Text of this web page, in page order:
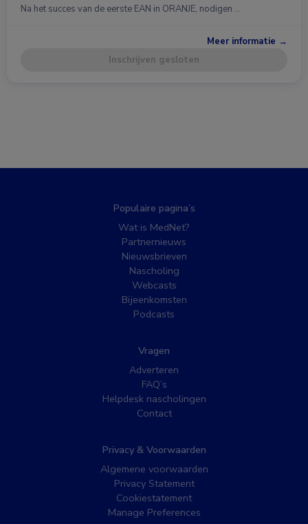
Na het succes van de eerste EAN in ORANJE, nodigen …
Meer informatie →
Inschrijven gesloten
Populaire pagina’s
Wat is MedNet?
Partnernieuws
Nieuwsbrieven
Nascholing
Webcasts
Bijeenkomsten
Podcasts
Vragen
Adverteren
FAQ’s
Helpdesk nascholingen
Contact
Privacy & Voorwaarden
Algemene voorwaarden
Privacy Statement
Cookiestatement
Manage Preferences